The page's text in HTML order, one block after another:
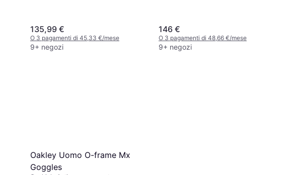
135,99 €
O 3 pagamenti di 45,33 €/mese
9+ negozi
146 €
O 3 pagamenti di 48,66 €/mese
9+ negozi
Oakley Uomo O-frame Mx
Goggles